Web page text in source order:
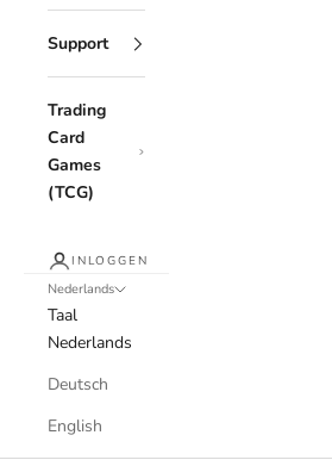
Support
Trading
Card
Games
(TCG)
INLOGGEN
Nederlands
Taal
Nederlands
Deutsch
English